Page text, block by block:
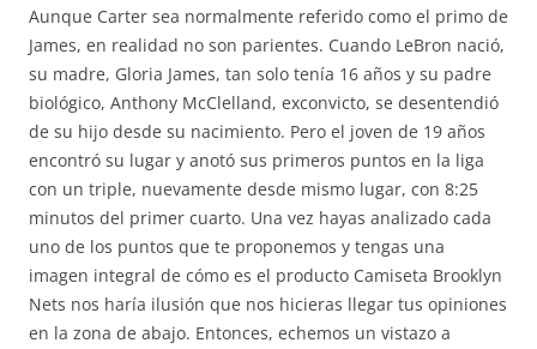
Aunque Carter sea normalmente referido como el primo de
James, en realidad no son parientes. Cuando LeBron nació,
su madre, Gloria James, tan solo tenía 16 años y su padre
biológico, Anthony McClelland, exconvicto, se desentendió
de su hijo desde su nacimiento. Pero el joven de 19 años
encontró su lugar y anotó sus primeros puntos en la liga
con un triple, nuevamente desde mismo lugar, con 8:25
minutos del primer cuarto. Una vez hayas analizado cada
uno de los puntos que te proponemos y tengas una
imagen integral de cómo es el producto Camiseta Brooklyn
Nets nos haría ilusión que nos hicieras llegar tus opiniones
en la zona de abajo. Entonces, echemos un vistazo a